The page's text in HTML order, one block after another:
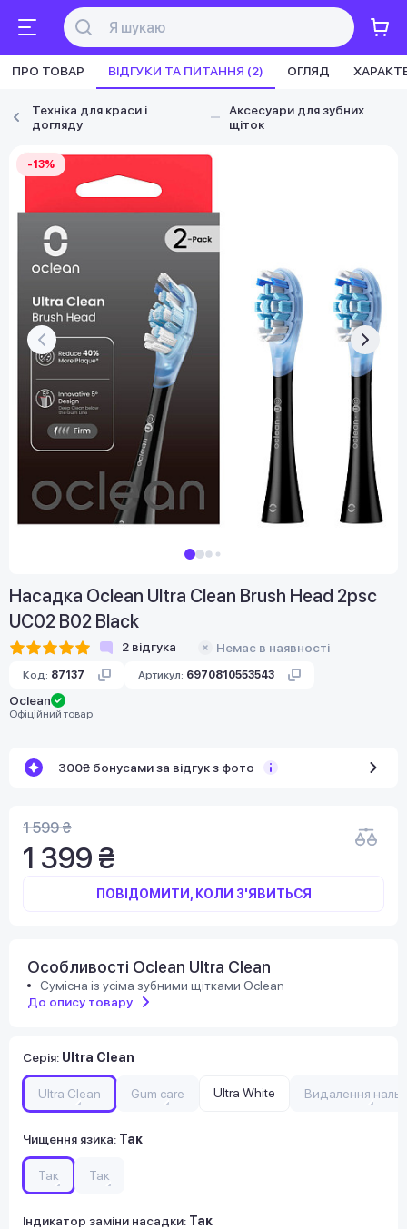
ПРО ТОВАР ВІДГУКИ ТА ПИТАННЯ (2) ОГЛЯД
Техніка для краси і
догляду
Аксесуари для зубних
щіток
-13%
Насадка Oclean Ultra Clean Brush Head 2psc
UC02 B02 Black
2 відгука Немає в наявності
Код: 87137 Артикул: 6970810553543
Oclean
Офіційний товар
300₴ бонусами за відгук з фото
1 599 ₴
1 399 ₴
ПОВІДОМИТИ, КОЛИ З'ЯВИТЬСЯ
Особливості Oclean Ultra Clean
Сумісна із усіма зубними щітками Oclean
До опису товару
Серія: Ultra Clean
Ultra Clean Gum care Ultra White Видалення
Чищення язика: Так
Так Так
Індикатор заміни насадки: Так